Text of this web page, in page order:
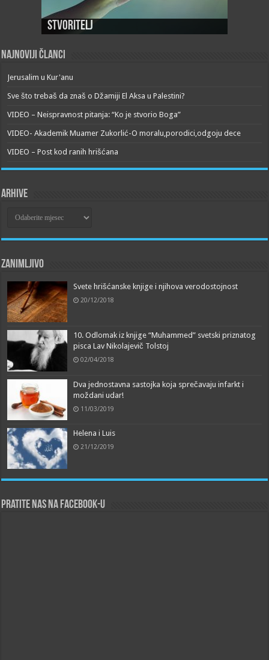
Stvoritelj
Najnoviji članci
Jerusalim u Kur'anu
Sve što trebaš da znaš o Džamiji El Aksa u Palestini?
VIDEO – Neispravnost pitanja: “Ko je stvorio Boga”
VIDEO- Akademik Muamer Zukorlić-O moralu,porodici,odgoju dece
VIDEO – Post kod ranih hrišćana
Arhive
Zanimljivo
Svete hrišćanske knjige i njihova verodostojnost
20/12/2018
10. Odlomak iz knjige “Muhammed” svetski priznatog
pisca Lav Nikolajevič Tolstoj
02/04/2018
Dva jednostavna sastojka koja sprečavaju infarkt i
moždani udar!
11/03/2019
Helena i Luis
21/12/2019
Pratite nas na Facebook-u